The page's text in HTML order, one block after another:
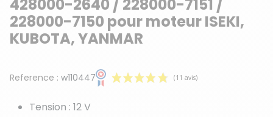
428000-2640 / 228000-7151 /
228000-7150 pour moteur ISEKI,
KUBOTA, YANMAR
Reference : w110447
Tension : 12 V